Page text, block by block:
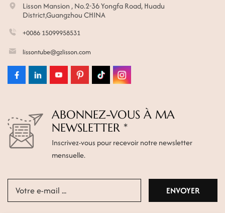
Lisson Mansion , No.2-36 Yongfa Road, Huadu
District,Guangzhou CHINA
+0086 15099958531
lissontube@gzlisson.com
ABONNEZ-VOUS À MA
NEWSLETTER *
Inscrivez-vous pour recevoir notre newsletter
mensuelle.